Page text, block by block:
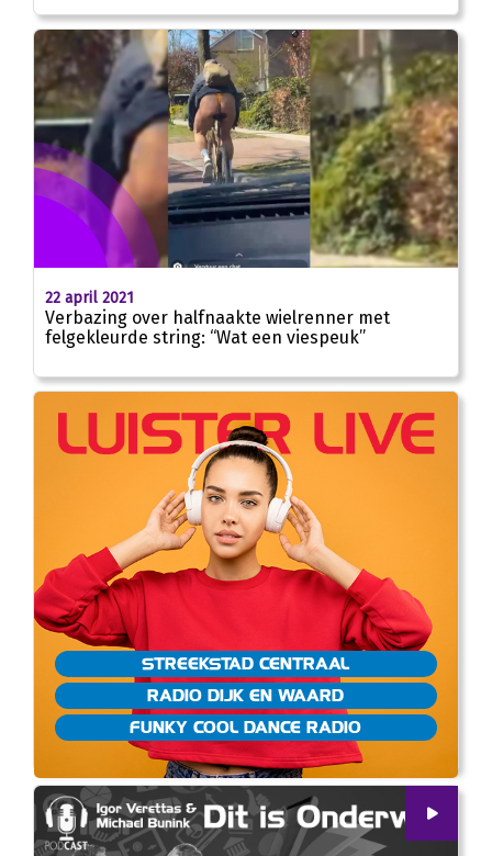
22 april 2021
Verbazing over halfnaakte wielrenner met
felgekleurde string: “Wat een viespeuk”
STREEKSTAD CENTRAAL
RADIO DIJK EN WAARD
FUNKY COOL DANCE RADIO